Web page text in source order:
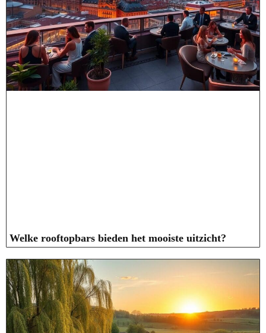
Welke rooftopbars bieden het mooiste uitzicht?